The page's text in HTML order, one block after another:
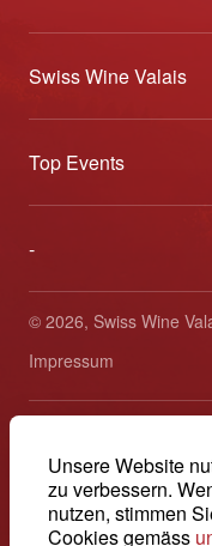
Unsere Website
zu verbessern.
nutzen, stimmen
Cookies gemäss
Swiss Wine Valais
Über uns
Allgemeine
Kontakt
Top Events
Offene Weinkeller
Tavolata
Etoiles du Valais
-
Swiss Wine Valais -
Conthey - Suisse
+41 27 345 40 80
© 2026, Swiss Wine
Impressum